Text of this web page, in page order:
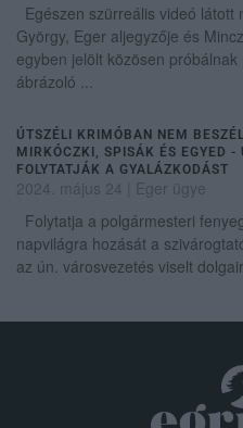
Egészen szürreális videó
György, Eger aljegyzője és
egyben jelölt közösen
ábrázoló ...
ÚTSZÉLI KRIMÓBAN NEM
MIRKÓCZKI, SPISÁK ÉS EGYED -
FOLYTATJÁK A GYALÁZKODÁST
2024. május 24
Eger ügye
Folytatja a polgármesteri
napvilágra hozását a
az ún. városvezetés viselt